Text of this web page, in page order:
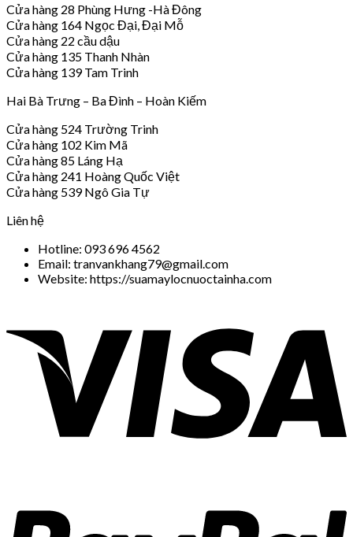
Cửa hàng 28 Phùng Hưng -Hà Đông
Cửa hàng 164 Ngọc Đại, Đại Mỗ
Cửa hàng 22 cầu dậu
Cửa hàng 135 Thanh Nhàn
Cửa hàng 139 Tam Trinh
Hai Bà Trưng – Ba Đình – Hoàn Kiếm
Cửa hàng 524 Trường Trinh
Cửa hàng 102 Kim Mã
Cửa hàng 85 Láng Hạ
Cửa hàng 241 Hoàng Quốc Việt
Cửa hàng 539 Ngô Gia Tự
Liên hệ
Hotline: 093 696 4562
Email: tranvankhang79@gmail.com
Website: https://suamaylocnuoctainha.com